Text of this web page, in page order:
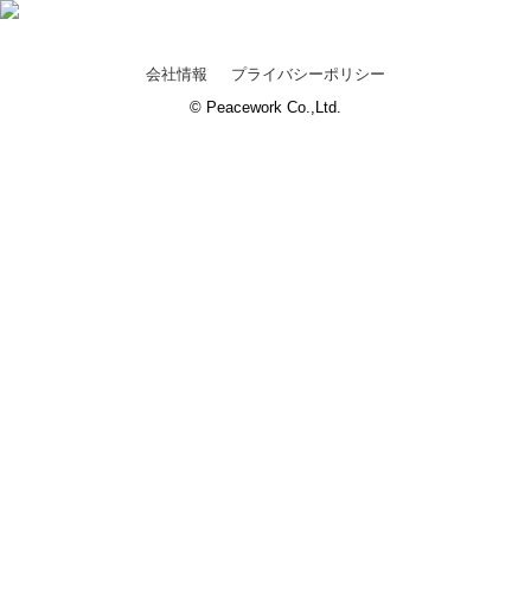
会社情報
プライバシーポリシー
© Peacework Co.,Ltd.